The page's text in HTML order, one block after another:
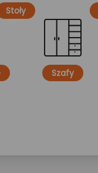
Stoły
Szafy